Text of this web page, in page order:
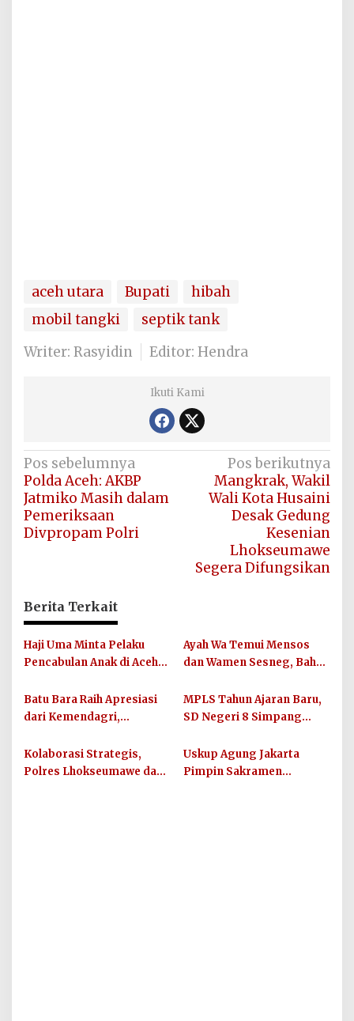
aceh utara Bupati
hibah
mobil tangki
septik tank
Writer: Rasyidin
Editor: Hendra
Ikuti Kami
Navigasi
pos
Pos sebelumnya
Polda Aceh: AKBP
Jatmiko Masih dalam
Pemeriksaan
Divpropam Polri
Pos berikutnya
Mangkrak, Wakil
Wali Kota Husaini
Desak Gedung
Kesenian
Lhokseumawe
Segera Difungsikan
Berita Terkait
Haji Uma Minta Pelaku
Pencabulan Anak di Aceh
Hukum, Sesuai UU Nomor
12 Tahun 2022 Tentang
Ayah Wa Temui Mensos
dan Wamen Sesneg, Bahas
Dana Direktif Presiden
Batu Bara Raih Apresiasi
dari Kemendagri,
Anggaran Jadi Sorotan
MPLS Tahun Ajaran Baru,
SD Negeri 8 Simpang
Sekolah Berkualitas dan
Berkarakter
Kolaborasi Strategis,
Polres Lhokseumawe dan
Uskup Agung Jakarta
Pimpin Sakramen